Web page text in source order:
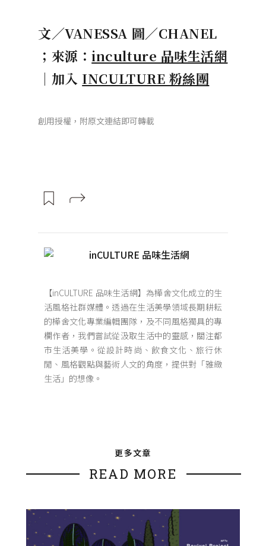
文／VANESSA 圖／CHANEL
；來源：inculture 品味生活網
｜加入 INCULTURE 粉絲團
創用授權，附原文連結即可轉載
inCULTURE 品味生活網
【inCULTURE 品味生活網】為樺舍文化成立的生
活風格社群媒體。透過在生活美學領域長期耕耘
的樺舍文化專業編輯團隊，及不同風格獨具的專
欄作者，我們嘗試從汲取生活中的靈感，關注都
市生活美學。從設計時尚、飲食文化、旅行休
閒、風格觀點與藝術人文的角度，提供對「雅緻
生活」的想像。
更多文章
READ MORE